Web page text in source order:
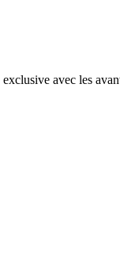
avec les